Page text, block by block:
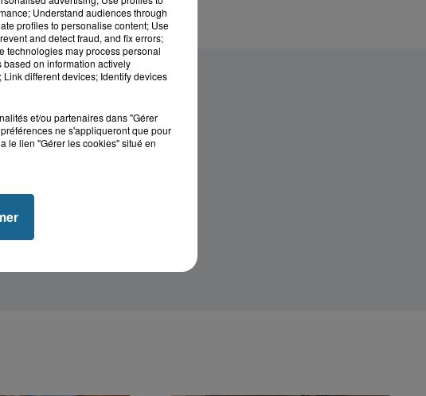
Understand audiences through
profiles to personalise content; Use
and detect fraud, and fix errors;
technologies may process personal
on information actively
different devices; Identify devices
et/ou partenaires dans "Gérer
ne s'appliqueront que pour
le lien "Gérer les cookies" situé en